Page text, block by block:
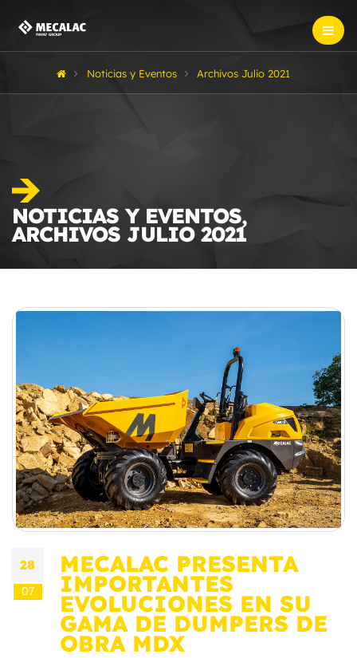
Noticias y Eventos Archivos Julio 2021
NOTICIAS Y EVENTOS,
ARCHIVOS JULIO 2021
28
07
MECALAC PRESENTA
IMPORTANTES
EVOLUCIONES EN SU
GAMA DE DUMPERS DE
OBRA MDX